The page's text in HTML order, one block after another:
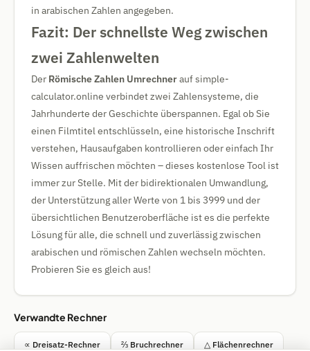
in arabischen Zahlen angegeben.
Fazit: Der schnellste Weg zwischen
zwei Zahlenwelten
Der Römische Zahlen Umrechnerauf simple-
calculator.online verbindet zwei Zahlensysteme, die
Jahrhunderte der Geschichte überspannen. Egal ob Sie
einen Filmtitel entschlüsseln, eine historische Inschrift
verstehen, Hausaufgaben kontrollieren oder einfach Ihr
Wissen auffrischen möchten – dieses kostenlose Tool ist
immer zur Stelle. Mit der bidirektionalen Umwandlung,
der Unterstützung aller Werte von 1 bis 3999 und der
übersichtlichen Benutzeroberfläche ist es die perfekte
Lösung für alle, die schnell und zuverlässig zwischen
arabischen und römischen Zahlen wechseln möchten.
Probieren Sie es gleich aus!
Verwandte Rechner
∝ Dreisatz-Rechner ⅔ Bruchrechner △ Flächenrechner